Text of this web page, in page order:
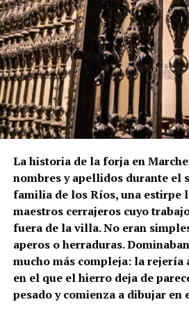
rematada por chapitel y
en el friso como en su
La lectura de los muros permite
actual campanario se levantó
anterior, probablemente
aparentemente tapiados visibles
cerámico podrían ser una de
fase primitiva, aunque esta
presentarse como definitiva
comprobación arqueológica del
La formulación histórica más
tanto, que Hernán Ruiz II
Juan en 1567 y pudo intervenir
transformación, mientras que
aparece relacionado con la
del chapitel y del campanario
décadas del siglo XVI.
La historia de la forja en
nombres y apellidos durante el
familia de los Ríos, una estirpe
maestros cerrajeros cuyo
fuera de la villa. No eran
aperos o herraduras.
mucho más compleja: la rejería
en el que el hierro deja de
pesado y comienza a dibujar en